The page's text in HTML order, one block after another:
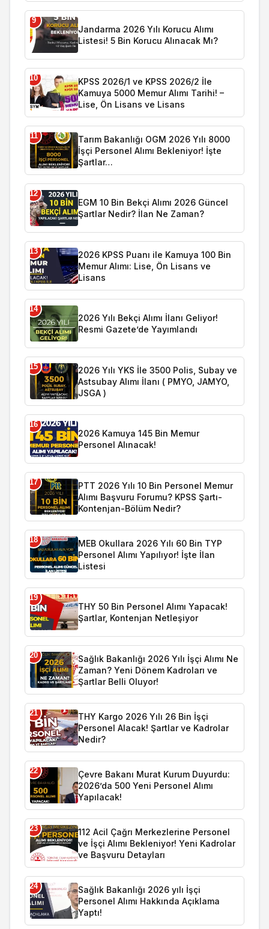
9
Jandarma 2026 Yılı Korucu Alımı
Listesi! 5 Bin Korucu Alınacak Mı?
10
KPSS 2026/1 ve KPSS 2026/2 İle
Kamuya 5000 Memur Alımı Tarihi! –
Lise, Ön Lisans ve Lisans
11
Tarım Bakanlığı OGM 2026 Yılı 8000
İşçi Personel Alımı Bekleniyor! İşte
Şartlar…
12
EGM 10 Bin Bekçi Alımı 2026 Güncel
Şartlar Nedir? İlan Ne Zaman?
13
2026 KPSS Puanı ile Kamuya 100 Bin
Memur Alımı: Lise, Ön Lisans ve
Lisans
14
2026 Yılı Bekçi Alımı İlanı Geliyor!
Resmi Gazete’de Yayımlandı
15
2026 Yılı YKS İle 3500 Polis, Subay ve
Astsubay Alımı İlanı ( PMYO, JAMYO,
JSGA )
16
2026 Kamuya 145 Bin Memur
Personel Alınacak!
17
PTT 2026 Yılı 10 Bin Personel Memur
Alımı Başvuru Forumu? KPSS Şartı-
Kontenjan-Bölüm Nedir?
18
MEB Okullara 2026 Yılı 60 Bin TYP
Personel Alımı Yapılıyor! İşte İlan
Listesi
19
THY 50 Bin Personel Alımı Yapacak!
Şartlar, Kontenjan Netleşiyor
20
Sağlık Bakanlığı 2026 Yılı İşçi Alımı Ne
Zaman? Yeni Dönem Kadroları ve
Şartlar Belli Oluyor!
21
THY Kargo 2026 Yılı 26 Bin İşçi
Personel Alacak! Şartlar ve Kadrolar
Nedir?
22
Çevre Bakanı Murat Kurum Duyurdu:
2026’da 500 Yeni Personel Alımı
Yapılacak!
23
112 Acil Çağrı Merkezlerine Personel
ve İşçi Alımı Bekleniyor! Yeni Kadrolar
ve Başvuru Detayları
24
Sağlık Bakanlığı 2026 yılı İşçi
Personel Alımı Hakkında Açıklama
Yaptı!